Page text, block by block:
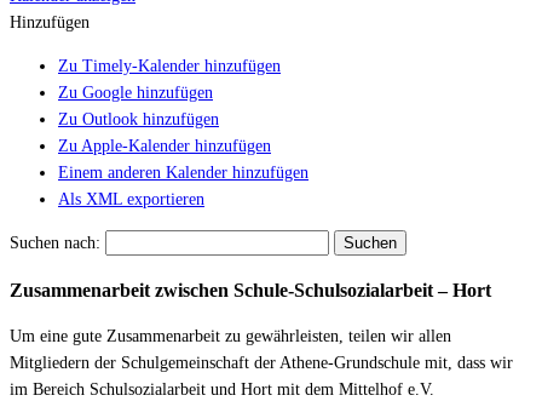
Hinzufügen
Zu Timely-Kalender hinzufügen
Zu Google hinzufügen
Zu Outlook hinzufügen
Zu Apple-Kalender hinzufügen
Einem anderen Kalender hinzufügen
Als XML exportieren
Suchen nach:
Zusammenarbeit zwischen Schule-Schulsozialarbeit – Hort
Um eine gute Zusammenarbeit zu gewährleisten, teilen wir allen
Mitgliedern der Schulgemeinschaft der Athene-Grundschule mit, dass wir
im Bereich Schulsozialarbeit und Hort mit dem Mittelhof e.V.